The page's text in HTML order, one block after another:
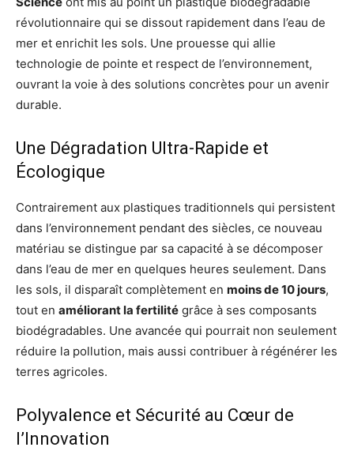
révolutionnaire qui se dissout rapidement dans l’eau de
mer et enrichit les sols. Une prouesse qui allie
technologie de pointe et respect de l’environnement,
ouvrant la voie à des solutions concrètes pour un avenir
durable.
Une Dégradation Ultra-Rapide et
Écologique
Contrairement aux plastiques traditionnels qui persistent
dans l’environnement pendant des siècles, ce nouveau
matériau se distingue par sa capacité à se décomposer
dans l’eau de mer en quelques heures seulement. Dans
les sols, il disparaît complètement en moins de 10 jours,
tout en améliorant la fertilité grâce à ses composants
biodégradables. Une avancée qui pourrait non seulement
réduire la pollution, mais aussi contribuer à régénérer les
terres agricoles.
Polyvalence et Sécurité au Cœur de
l’Innovation